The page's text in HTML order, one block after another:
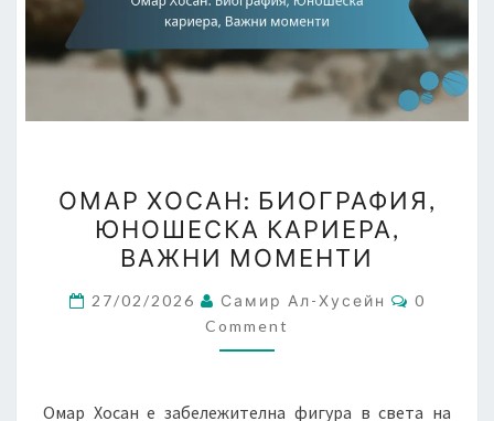
ХОСАН:
БИОГРАФИЯ,
ЮНОШЕСКА
КАРИЕРА,
ВАЖНИ
МОМЕНТИ
ОМАР ХОСАН: БИОГРАФИЯ,
ЮНОШЕСКА КАРИЕРА,
ВАЖНИ МОМЕНТИ
27/02/2026 Самир Ал-Хусейн
0
Comment
Омар Хосан е забележителна фигура в света на